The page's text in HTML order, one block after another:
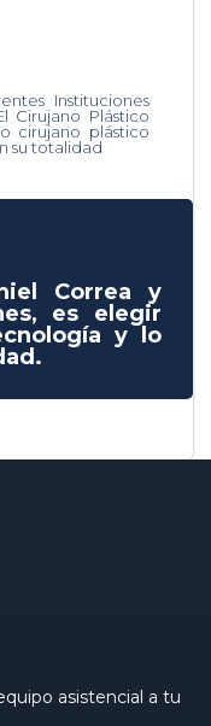
Instituciones
Cirujano Plástico
cirujano plástico
su totalidad
Correa y
es elegir
y lo
asistencial a tu